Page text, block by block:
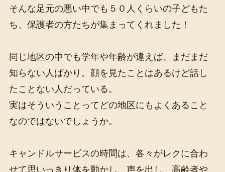
そんな足元の悪い中でも５０人くらいの子どもた
ち、保護者の方たちが集まってくれました！
同じ地区の中でも学年や年齢が違えば、まだまだ
知らない人ばかり。顔を見たことはあるけど話し
たことない人だっている。
実はそういうことってどの地区にもよくあること
なのではないでしょうか。
キャンドルサービスの時間は、各々がレクに合わ
せて思いっきり体を動かし、声を出し、高齢者や